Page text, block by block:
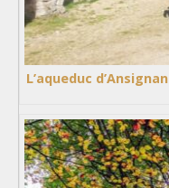
L’aqueduc d’Ansignan